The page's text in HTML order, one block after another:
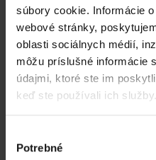
súbory cookie. Informácie
webové stránky,
oblasti sociálnych médií,
môžu príslušné informácie
údajmi, ktoré ste im
keď ste používali ich služby.
súhlasu
Potrebné
Koliba Liptov GOTHAL
Liptovská Osada